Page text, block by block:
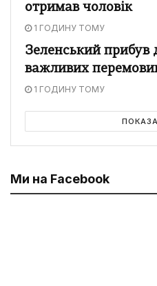
отримав чоловік
1 ГОДИНУ ТОМУ
Зеленський прибув
важливих
1 ГОДИНУ ТОМУ
Ми на Facebook